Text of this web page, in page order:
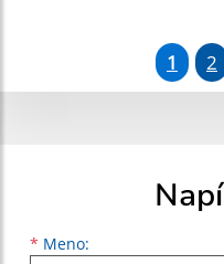
1 2
* Meno:
Meno
Priezvisko
E-mailová adresa